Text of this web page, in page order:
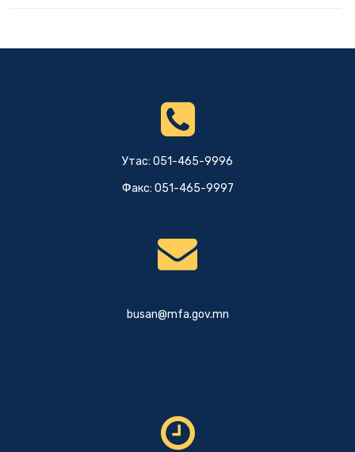
Утас: 051-465-9996
Факс: 051-465-9997
busan@mfa.gov.mn